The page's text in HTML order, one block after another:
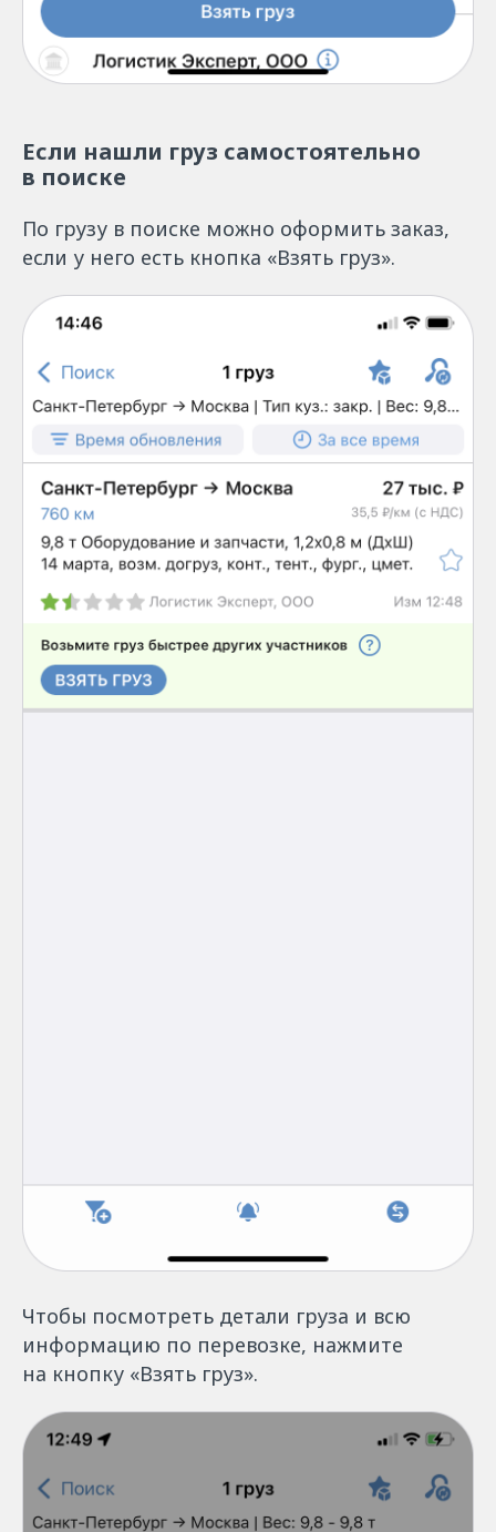
Если нашли груз самостоятельно
в поиске
По грузу в поиске можно оформить заказ,
если у него есть кнопка «Взять груз».
Чтобы посмотреть детали груза и всю
информацию по перевозке, нажмите
на кнопку «Взять груз».